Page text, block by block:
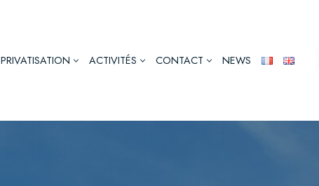
PRIVATISATION ACTIVITÉS CONTACT NEWS